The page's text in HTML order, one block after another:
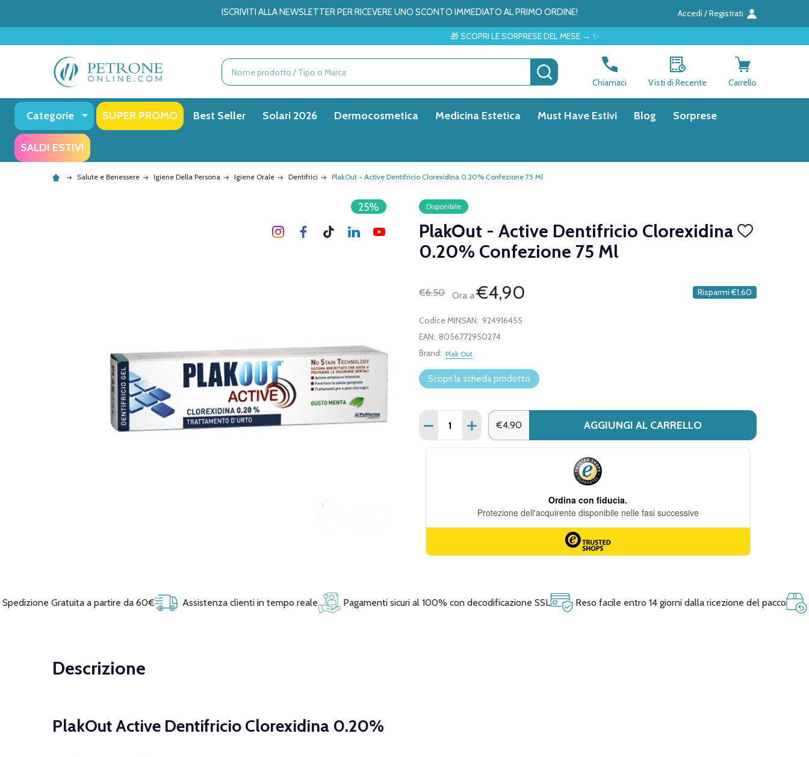
ISCRIVITI ALLA NEWSLETTER PER RICEVERE UNO SCONTO IMMEDIATO AL PRIMO ORDINE! Accedi / Registrati
🎁 SCOPRI LE SORPRESE DEL MESE → ✨
Ricerca CERCA
Chiamaci Visti di Recente Carrello
Categorie SUPER PROMO Best Seller Solari 2026 Dermocosmetica Medicina Estetica Must Have Estivi Blog Sorprese
SALDI ESTIVI
Salute e Benessere Igiene Della Persona Igiene Orale Dentifrici PlakOut - Active Dentifricio Clorexidina 0.20% Confezione 75 Ml
Disponibile
PlakOut - Active Dentifricio Clorexidina
0.20% Confezione 75 Ml
AGGIUNGI
€6,50
Ora a€4,90 Risparmi €1,60
25%
Codice MINSAN: 924916455
EAN: 8056772950274
Brand: Plak Out
Scopri la scheda prodotto
Quantità:
DIMINUISCI QUANTITÀ DI PLAKOUT - ACTIVE DENTIFRICIO CLOREXIDINA 0.20%
AUMENTA QUANTITÀ DI PLAKOUT - ACTIVE DENTIFRICIO CLOREXIDINA
€4,90 AGGIUNGI AL CARRELLO
Spedizione Gratuita a partire da 60€ Assistenza clienti in tempo reale Pagamenti sicuri al 100% con decodificazione SSL Reso facile entro 14 giorni dalla ricezione del pacco
Descrizione
PlakOut Active Dentifricio Clorexidina 0.20%